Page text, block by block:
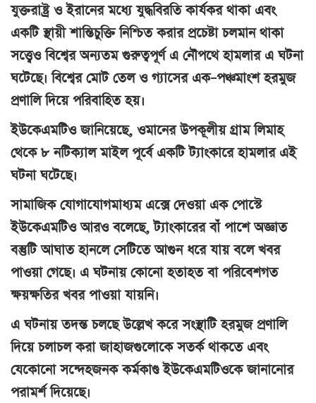
যুক্তরাষ্ট্র ও ইরানের মধ্যে যুদ্ধবিরতি কার্যকর থাকা এবং
একটি স্থায়ী শান্তিচুক্তি নিশ্চিত করার প্রচেষ্টা চলমান থাকা
সত্ত্বেও বিশ্বের অন্যতম গুরুত্বপূর্ণ এ নৌপথে হামলার এ ঘটনা
ঘটেছে। বিশ্বের মোট তেল ও গ্যাসের এক–পঞ্চমাংশ হরমুজ
প্রণালি দিয়ে পরিবাহিত হয়।
ইউকেএমটিও জানিয়েছে, ওমানের উপকূলীয় গ্রাম লিমাহ
থেকে ৮ নটিক্যাল মাইল পূর্বে একটি ট্যাংকারে হামলার এই
ঘটনা ঘটেছে।
সামাজিক যোগাযোগমাধ্যম এক্সে দেওয়া এক পোস্টে
ইউকেএমটিও আরও বলেছে, ট্যাংকারের বাঁ পাশে অজ্ঞাত
বস্তুটি আঘাত হানলে সেটিতে আগুন ধরে যায় বলে খবর
পাওয়া গেছে। এ ঘটনায় কোনো হতাহত বা পরিবেশগত
ক্ষয়ক্ষতির খবর পাওয়া যায়নি।
এ ঘটনায় তদন্ত চলছে উল্লেখ করে সংস্থাটি হরমুজ প্রণালি
দিয়ে চলাচল করা জাহাজগুলোকে সতর্ক থাকতে এবং
যেকোনো সন্দেহজনক কর্মকাণ্ড ইউকেএমটিওকে জানানোর
পরামর্শ দিয়েছে।